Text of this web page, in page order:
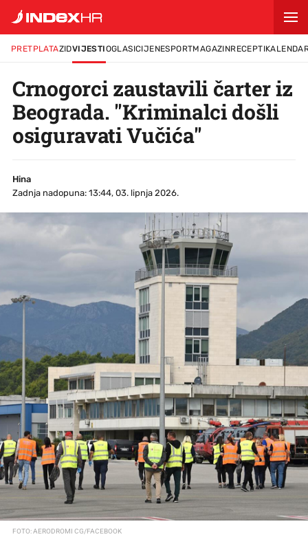
PRETPLATAZIDVIJESTIOGLASICIJENESPORTMAGAZINRECEPTI
Crnogorci zaustavili čarter iz
Beograda. "Kriminalci došli
osiguravati Vučića"
Hina
Zadnja nadopuna: 13:44, 03. lipnja 2026.
FOTO: AERODROMI CG/FACEBOOK